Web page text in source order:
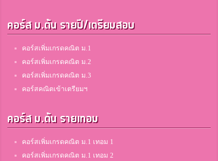
คอร์ส ม.ต้น รายปี/เตรียมสอบ
คอร์สเพิ่มเกรดคณิต ม.1
คอร์สเพิ่มเกรดคณิต ม.2
คอร์สเพิ่มเกรดคณิต ม.3
คอร์สคณิตเข้าเตรียมฯ
คอร์ส ม.ต้น รายเทอม
คอร์สเพิ่มเกรดคณิต ม.1 เทอม 1
คอร์สเพิ่มเกรดคณิต ม.1 เทอม 2